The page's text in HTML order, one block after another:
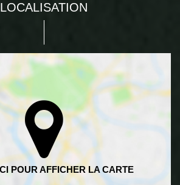
LOCALISATION